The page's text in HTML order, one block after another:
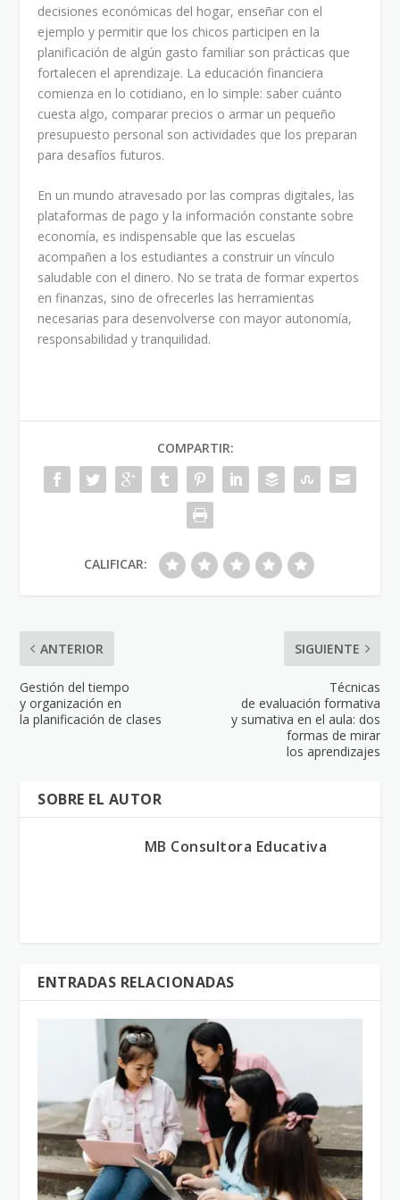
decisiones económicas del hogar, enseñar con el
ejemplo y permitir que los chicos participen en la
planificación de algún gasto familiar son prácticas que
fortalecen el aprendizaje. La educación financiera
comienza en lo cotidiano, en lo simple: saber cuánto
cuesta algo, comparar precios o armar un pequeño
presupuesto personal son actividades que los preparan
para desafíos futuros.
En un mundo atravesado por las compras digitales, las
plataformas de pago y la información constante sobre
economía, es indispensable que las escuelas
acompañen a los estudiantes a construir un vínculo
saludable con el dinero. No se trata de formar expertos
en finanzas, sino de ofrecerles las herramientas
necesarias para desenvolverse con mayor autonomía,
responsabilidad y tranquilidad.
COMPARTIR:
CALIFICAR:
ANTERIOR
Gestión del tiempo
y organización en
la planificación de clases
SIGUIENTE
Técnicas
de evaluación formativa
y sumativa en el aula: dos
formas de mirar
los aprendizajes
SOBRE EL AUTOR
MB Consultora Educativa
ENTRADAS RELACIONADAS